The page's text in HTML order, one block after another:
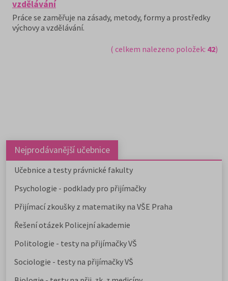
vzdělávání
Práce se zaměřuje na zásady, metody, formy a prostředky
výchovy a vzdělávání.
( celkem nalezeno položek: 42)
Nejprodávanější učebnice
Učebnice a testy právnické fakulty
Psychologie - podklady pro přijímačky
Přijímací zkoušky z matematiky na VŠE Praha
Řešení otázek Policejní akademie
Politologie - testy na přijímačky VŠ
Sociologie - testy na přijímačky VŠ